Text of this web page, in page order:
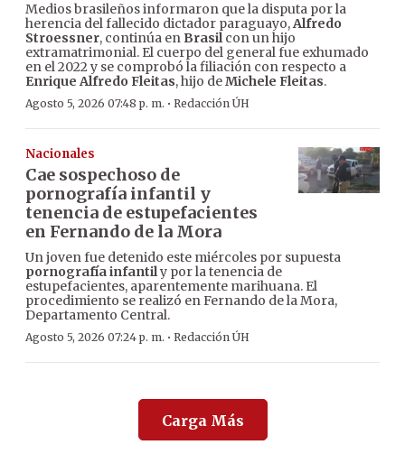
Medios brasileños informaron que la disputa por la
herencia del fallecido dictador paraguayo,Alfredo
Stroessner, continúa en Brasilcon un hijo
extramatrimonial. El cuerpo del general fue exhumado
en el 2022 y se comprobó la filiación con respecto a
Enrique Alfredo Fleitas, hijo deMichele Fleitas.
Agosto 5, 2026 07:48 p. m. · Redacción ÚH
Nacionales
Cae sospechoso de
pornografía infantil y
tenencia de estupefacientes
en Fernando de la Mora
Un joven fue detenido este miércoles por supuesta
pornografía infantily por la tenencia de
estupefacientes, aparentemente marihuana. El
procedimiento se realizó en Fernando de la Mora,
Departamento Central.
Agosto 5, 2026 07:24 p. m. · Redacción ÚH
Carga Más